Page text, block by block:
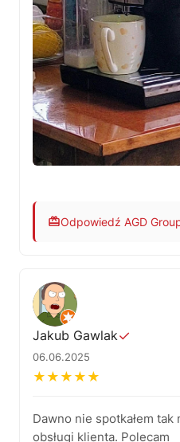
Odpowiedź AGD
ponownie — oby jak
przyjemnością
serdecznie, Zespół AGD
Jakub Gawlak✓
06.06.2025
★ ★ ★ ★ ★
Dawno nie spotkałem
obsługi klienta. Polecam